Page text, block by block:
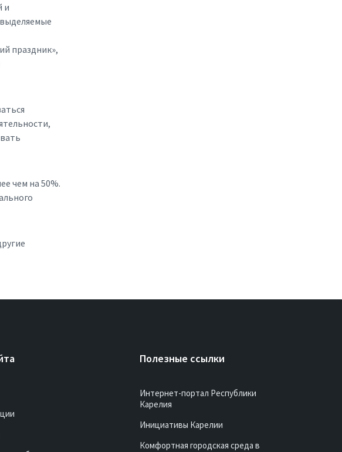
и
праздник»,
чем на 50%.
Полезные ссылки
Интернет-портал Республики
Карелия
Инициативы Карелии
Комфортная городская среда в